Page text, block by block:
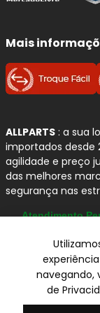
do
Compre
Allparts
Somos
Volkswagen,
Produto
Suporte
de
todo o
Freios
Mais
ALLPARTS : a sua
importados desde
agilidade e preço
das melhores
segurança nas
Atendimento
© Copyright 2000-
ALLPARTS Com.
navegando,
de